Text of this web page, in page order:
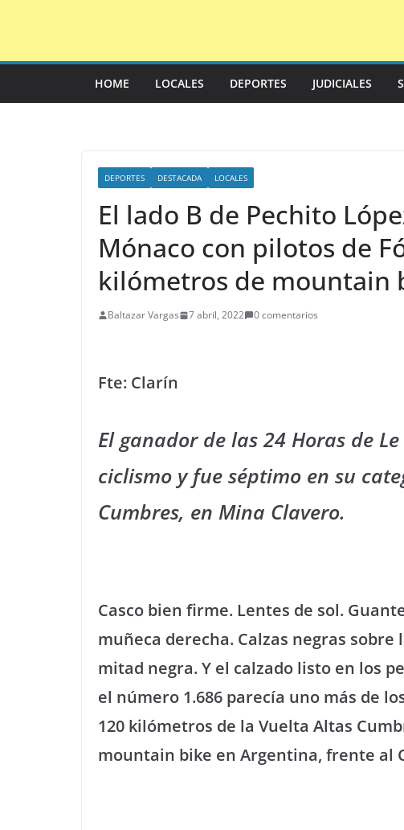
HOME LOCALES DEPORTES JUDICIALES
DEPORTES DESTACADA LOCALES
El lado B de Pechito
Mónaco con pilotos de
kilómetros de mountain
Baltazar Vargas 7 abril, 2022 0 comentarios
Fte: Clarín
El ganador de las 24 Horas de
ciclismo y fue séptimo en su
Cumbres, en Mina Clavero.
Casco bien firme. Lentes de sol.
muñeca derecha. Calzas negras
mitad negra. Y el calzado listo en los
el número 1.686 parecía uno más de
120 kilómetros de la Vuelta Altas
mountain bike en Argentina, frente al